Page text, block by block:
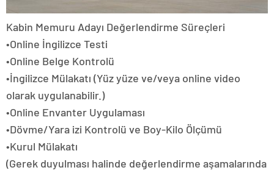
Kabin Memuru Adayı Değerlendirme Süreçleri
•Online İngilizce Testi
•Online Belge Kontrolü
•İngilizce Mülakatı (Yüz yüze ve/veya online video
olarak uygulanabilir.)
•Online Envanter Uygulaması
•Dövme/Yara izi Kontrolü ve Boy-Kilo Ölçümü
•Kurul Mülakatı
(Gerek duyulması halinde değerlendirme aşamalarında